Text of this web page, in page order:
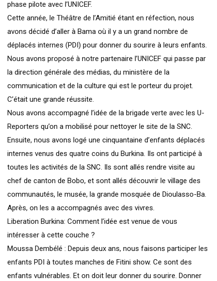
phase pilote avec l’UNICEF.
Cette année, le Théâtre de l’Amitié étant en réfection, nous
avons décidé d’aller à Bama où il y a un grand nombre de
déplacés internes (PDI) pour donner du sourire à leurs enfants.
Nous avons proposé à notre partenaire l’UNICEF qui passe par
la direction générale des médias, du ministère de la
communication et de la culture qui est le porteur du projet.
C’était une grande réussite.
Nous avons accompagné l’idée de la brigade verte avec les U-
Reporters qu’on a mobilisé pour nettoyer le site de la SNC.
Ensuite, nous avons logé une cinquantaine d’enfants déplacés
internes venus des quatre coins du Burkina. Ils ont participé à
toutes les activités de la SNC. Ils sont allés rendre visite au
chef de canton de Bobo, et sont allés découvrir le village des
communautés, le musée, la grande mosquée de Dioulasso-Ba.
Après, on les a accompagnés avec des vivres.
Liberation Burkina: Comment l’idée est venue de vous
intéresser à cette couche ?
Moussa Dembélé : Depuis deux ans, nous faisons participer les
enfants PDI à toutes manches de Fitini show. Ce sont des
enfants vulnérables. Et on doit leur donner du sourire. Donner